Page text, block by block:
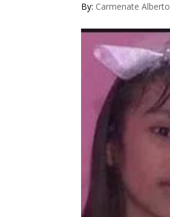
By: Carmenate Alberto